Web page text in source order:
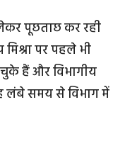
पूछताछ कर रही
मिश्रा पर पहले भी
हैं और विभागीय
लंबे समय से विभाग में